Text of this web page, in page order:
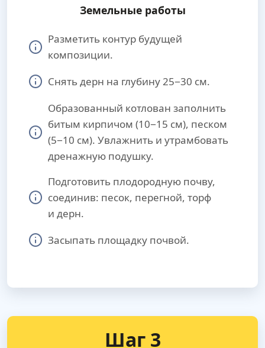
Земельные работы
Разметить контур будущей
композиции.
Снять дерн на глубину 25−30 см.
Образованный котлован заполнить
битым кирпичом (10−15 см), песком
(5−10 см). Увлажнить и утрамбовать
дренажную подушку.
Подготовить плодородную почву,
соединив: песок, перегной, торф
и дерн.
Засыпать площадку почвой.
Шаг 3